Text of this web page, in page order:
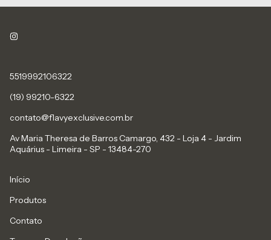
5519992106322
(19) 99210-6322
contato@flavyexclusive.com.br
Av Maria Theresa de Barros Camargo, 432 - Loja 4 - Jardim
Aquárius - Limeira - SP - 13484-270
Início
Produtos
Contato